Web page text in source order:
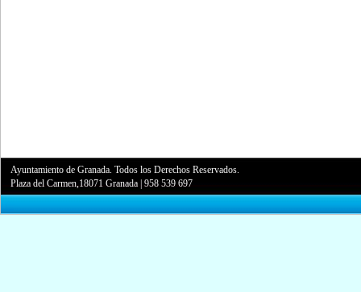
Ayuntamiento de Granada. Todos los Derechos Reservados.
Plaza del Carmen,18071 Granada |958 539 697